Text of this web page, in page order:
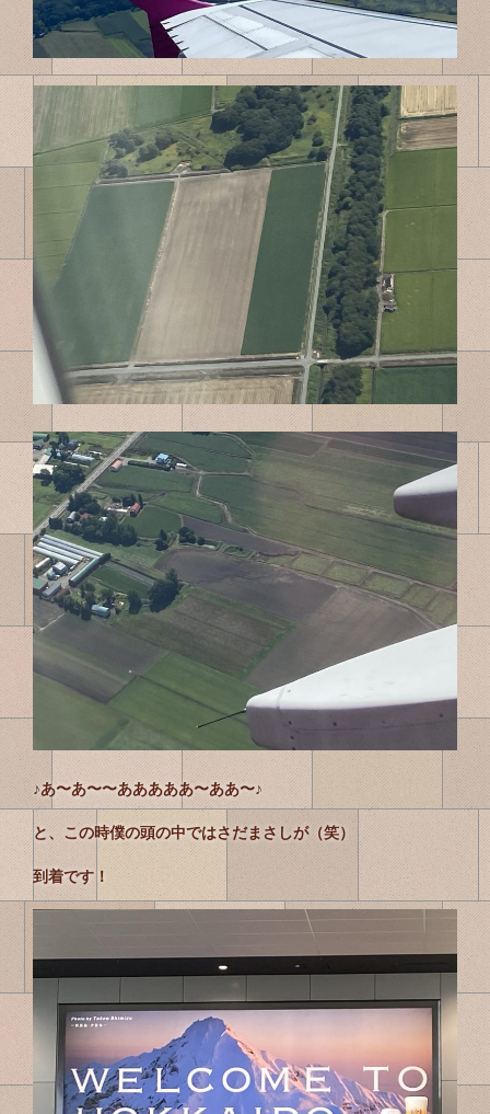
♪あ〜あ〜〜あああああ〜ああ〜♪
と、この時僕の頭の中ではさだまさしが（笑）
到着です！